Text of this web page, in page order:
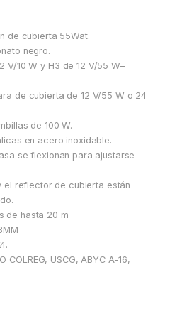
de cubierta 55Wat.
negro.
V/10 W y H3 de 12 V/55 W–
de cubierta de 12 V/55 W o 24
de 100 W.
en acero inoxidable.
se flexionan para ajustarse
el reflector de cubierta están
de hasta 20 m
COLREG, USCG, ABYC A-16,